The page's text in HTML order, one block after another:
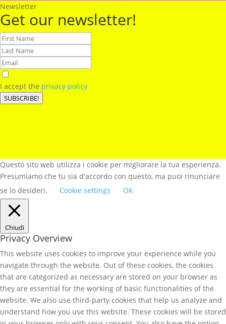
Newsletter
Get our newsletter!
I accept the privacy policy
SUBSCRIBE!
Questo sito web utilizza i cookie per migliorare la tua esperienza.
Presumiamo che tu sia d'accordo con questo, ma puoi rinunciare
se lo desideri.
Cookie settings OK
Chiudi
Privacy Overview
This website uses cookies to improve your experience while you
navigate through the website. Out of these cookies, the cookies
that are categorized as necessary are stored on your browser as
they are essential for the working of basic functionalities of the
website. We also use third-party cookies that help us analyze and
understand how you use this website. These cookies will be stored